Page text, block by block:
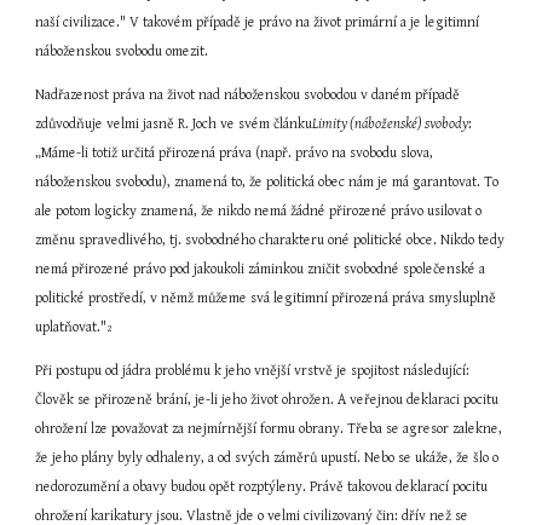
naší civilizace." V takovém případě je právo na život primární a je legitimní
náboženskou svobodu omezit.
Nadřazenost práva na život nad náboženskou svobodou v daném případě
zdůvodňuje velmi jasně R. Joch ve svém článkuLimity (náboženské) svobody:
„Máme-li totiž určitá přirozená práva (např. právo na svobodu slova,
náboženskou svobodu), znamená to, že politická obec nám je má garantovat. To
ale potom logicky znamená, že nikdo nemá žádné přirozené právo usilovat o
změnu spravedlivého, tj. svobodného charakteru oné politické obce. Nikdo tedy
nemá přirozené právo pod jakoukoli záminkou zničit svobodné společenské a
politické prostředí, v němž můžeme svá legitimní přirozená práva smysluplně
uplatňovat."2
Při postupu od jádra problému k jeho vnější vrstvě je spojitost následující:
Člověk se přirozeně brání, je-li jeho život ohrožen. A veřejnou deklaraci pocitu
ohrožení lze považovat za nejmírnější formu obrany. Třeba se agresor zalekne,
že jeho plány byly odhaleny, a od svých záměrů upustí. Nebo se ukáže, že šlo o
nedorozumění a obavy budou opět rozptýleny. Právě takovou deklarací pocitu
ohrožení karikatury jsou. Vlastně jde o velmi civilizovaný čin: dřív než se